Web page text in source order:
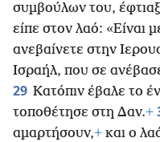
συμβούλων του,
είπε στον λαό: «Είναι
ανεβαίνετε στην
Ισραήλ, που σε
29 Κατόπιν έβαλε το
τοποθέτησε στη Δαν.+
αμαρτήσουν,+ και ο